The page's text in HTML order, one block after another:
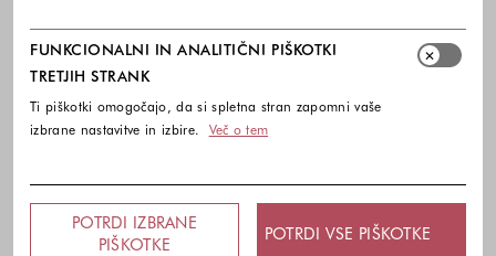
Tip postave: Peščena ura
FUNKCIONALNI IN ANALITIČNI PIŠKOTKI
TRETJIH STRANK
Ti piškotki omogočajo, da si spletna stran zapomni vaše
izbrane nastavitve in izbire.
Več o tem
POTRDI IZBRANE
PIŠKOTKE
POTRDI VSE PIŠKOTKE